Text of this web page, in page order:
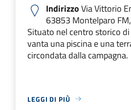
IndirizzoVia Vittorio
63853 Montelparo
Situato nel centro storico
vanta una piscina e una
circondata dalla campagna.
LEGGI DI PIÙ